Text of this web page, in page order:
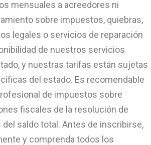
mensuales a acreedores ni
sobre impuestos, quiebras,
legales o servicios de reparación
de nuestros servicios
y nuestras tarifas están sujetas
del estado. Es recomendable
de impuestos sobre
fiscales de la resolución de
saldo total. Antes de inscribirse,
y comprenda todos los